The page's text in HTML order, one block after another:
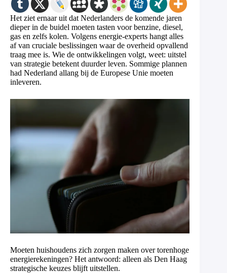
Het ziet ernaar uit dat Nederlanders de komende jaren
dieper in de buidel moeten tasten voor benzine, diesel,
gas en zelfs kolen. Volgens energie-experts hangt alles
af van cruciale beslissingen waar de overheid opvallend
traag mee is. Wie de ontwikkelingen volgt, weet: uitstel
van strategie betekent duurder leven. Sommige plannen
had Nederland allang bij de Europese Unie moeten
inleveren.
Moeten huishoudens zich zorgen maken over torenhoge
energierekeningen? Het antwoord: alleen als Den Haag
strategische keuzes blijft uitstellen.